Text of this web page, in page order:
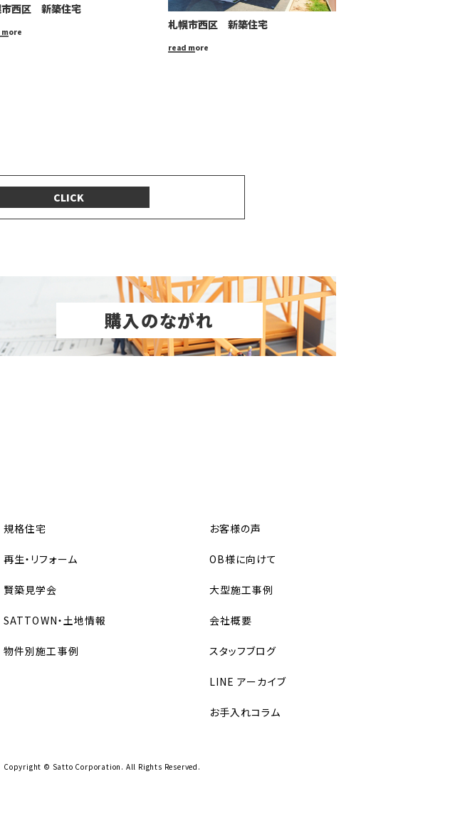
市西区 新築住宅
札幌市西区 新築住宅
read more
CLICK
購入のながれ
規格住宅
再生・リフォーム
賢築見学会
SATTOWN・土地情報
物件別施工事例
お客様の声
OB様に向けて
大型施工事例
会社概要
スタッフブログ
LINE アーカイブ
お手入れコラム
Copyright © Satto Corporation. All Rights Reserved.